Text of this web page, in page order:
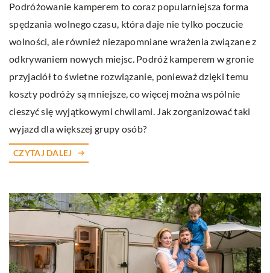
Podróżowanie kamperem to coraz popularniejsza forma
spędzania wolnego czasu, która daje nie tylko poczucie
wolności, ale również niezapomniane wrażenia związane z
odkrywaniem nowych miejsc. Podróż kamperem w gronie
przyjaciół to świetne rozwiązanie, ponieważ dzięki temu
koszty podróży są mniejsze, co więcej można wspólnie
cieszyć się wyjątkowymi chwilami. Jak zorganizować taki
wyjazd dla większej grupy osób?
CZYTAJ DALEJ